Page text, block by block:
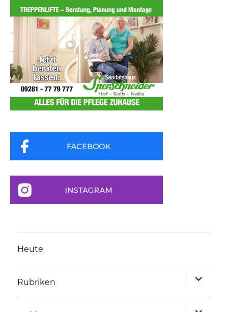
Heute
Rubriken
anzeigen